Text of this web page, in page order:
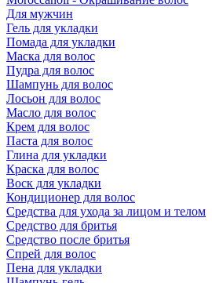
Для мужчин
Гель для укладки
Помада для укладки
Маска для волос
Пудра для волос
Шампунь для волос
Лосьон для волос
Масло для волос
Крем для волос
Паста для волос
Глина для укладки
Краска для волос
Воск для укладки
Кондиционер для волос
Средства для ухода за лицом и телом
Средство для бритья
Средство после бритья
Спрей для волос
Пена для укладки